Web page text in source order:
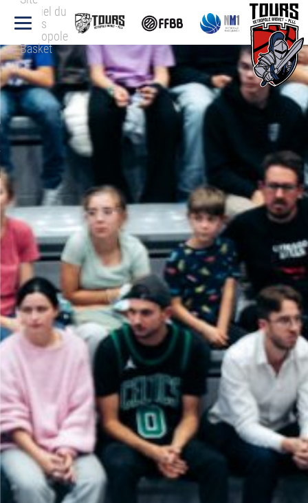
officiel du
Tours
Métropole
Basket